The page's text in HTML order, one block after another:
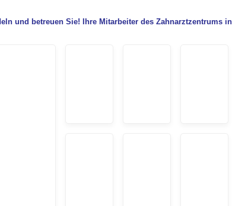
und betreuen Sie! Ihre Mitarbeiter des Zahnarztzentrums